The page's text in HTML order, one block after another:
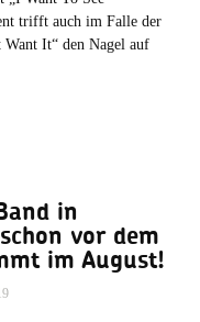
trifft auch im Falle der
Want It“ den Nagel auf
in
vor dem
im August!